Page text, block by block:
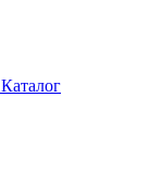
Каталог